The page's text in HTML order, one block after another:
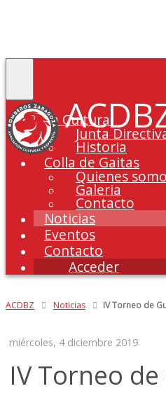
La Cultural
Junta
Historia
Colla de Gaitas
Quienes
Galeria
Contacto
Noticias
Eventos
Contacto
Acceder
ACDBZ Noticias IV Torneo de
miércoles, 4 diciembre 2019
IV Torneo